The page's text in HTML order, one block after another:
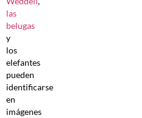
las
belugas
y
los
elefantes
pueden
identificarse
en
imágenes